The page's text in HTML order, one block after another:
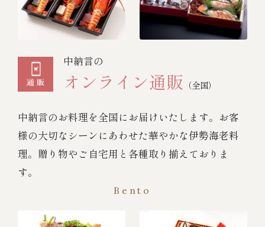
中納言の
オンライン通販 （全国）
中納言のお料理を全国にお届けいたします。お客
様の大切なシーンにあわせた華やかな伊勢海老料
理。贈り物やご自宅用と各種取り揃えておりま
す。
Bento